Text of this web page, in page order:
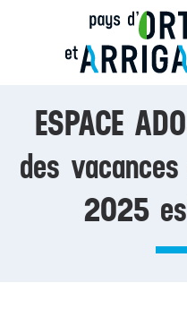
contenu
recherche
ESPACE
des
2025